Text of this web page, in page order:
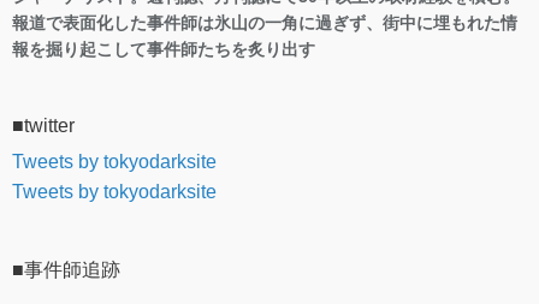
報道で表面化した事件師は氷山の一角に過ぎず、街中に埋もれた情
報を掘り起こして事件師たちを炙り出す
■twitter
Tweets by tokyodarksite
Tweets by tokyodarksite
■事件師追跡